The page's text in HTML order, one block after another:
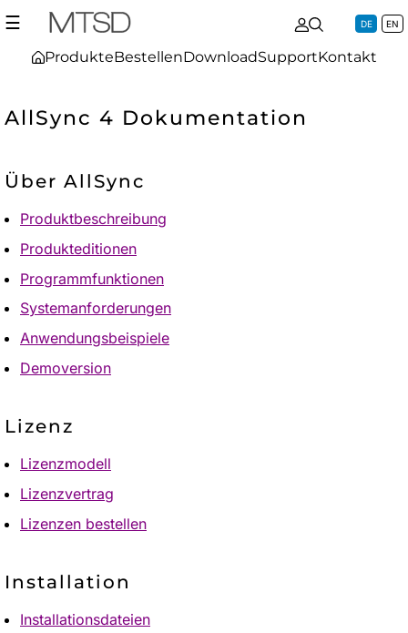
☰
ProdukteBestellenDownloadSupportKontakt
DE EN
AllSync 4 Dokumentation
Über AllSync
Produktbeschreibung
Produkteditionen
Programmfunktionen
Systemanforderungen
Anwendungsbeispiele
Demoversion
Lizenz
Lizenzmodell
Lizenzvertrag
Lizenzen bestellen
Installation
Installationsdateien